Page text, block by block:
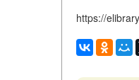
https://